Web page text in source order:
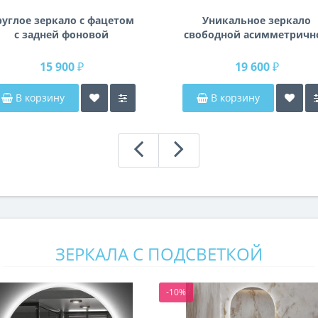
зеркало с фацетом
с задней фоновой
15 900 ₽
В корзину
Уникальное зеркало
свободной
влагостойкого МДФ K141
19 600 ₽
В корзину
ЗЕРКАЛА С ПОДСВЕТКОЙ
-10%